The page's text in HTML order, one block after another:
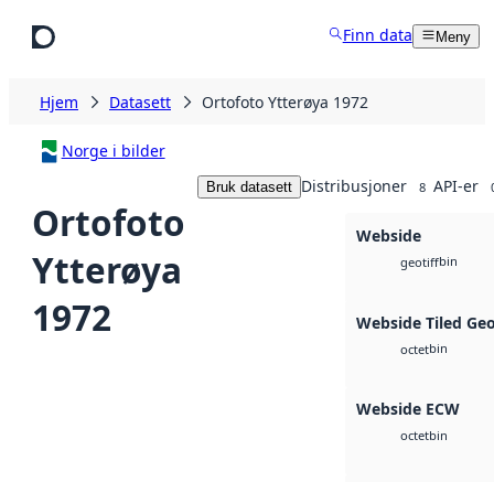
Finn data Meny
Hjem Datasett Ortofoto Ytterøya 1972
Norge i bilder
Ortofoto
Ytterøya
1972
Bruk datasett Distribusjoner 8 API-er
Webside
geotiffbin
Webside Tiled
octetbin
Webside ECW
octetbin